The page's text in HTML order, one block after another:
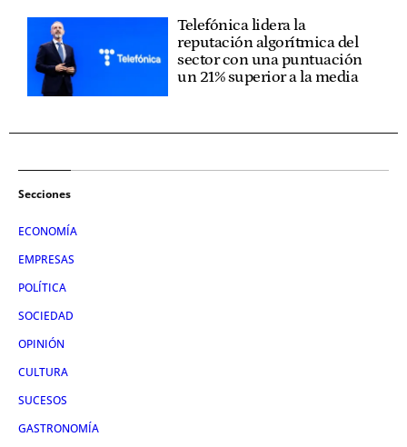
Telefónica lidera la
reputación algorítmica del
sector con una puntuación
un 21% superior a la media
Secciones
ECONOMÍA
EMPRESAS
POLÍTICA
SOCIEDAD
OPINIÓN
CULTURA
SUCESOS
GASTRONOMÍA